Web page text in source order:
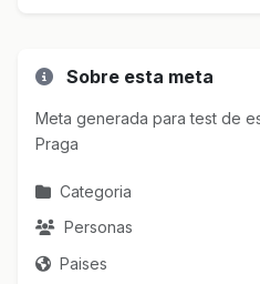
Sobre esta meta
Meta generada para test de
Praga
Categoria
Personas
Paises